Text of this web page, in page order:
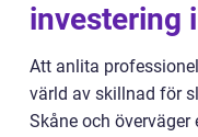
investering
Att anlita
värld av skillnad för
Skåne och